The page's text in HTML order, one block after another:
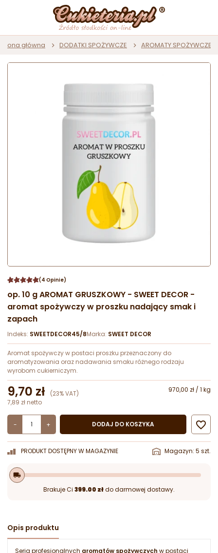
główna DODATKI SPOŻYWCZE AROMATY SPOŻYWCZE
(4 Opinie)
op. 10 g AROMAT GRUSZKOWY - SWEET DECOR -
aromat spożywczy w proszku nadający smak i
zapach
Indeks: SWEETDECOR45/8Marka: SWEET DECOR
Aromat spożywczy w postaci proszku przeznaczony do
aromatyzowania oraz nadawania smaku różnego rodzaju
wyrobom cukierniczym.
9,70 zł (23% VAT)
970,00 zł / 1 kg
7,89 zł netto
- + DODAJ DO KOSZYKA 
PRODUKT DOSTĘPNY W MAGAZYNIE Magazyn: 5 szt.
local_shipping
Brakuje Ci 399.00 złdo darmowej dostawy.
Opis produktu
Seria profesjonalnych aromatów spożywczych w postaci